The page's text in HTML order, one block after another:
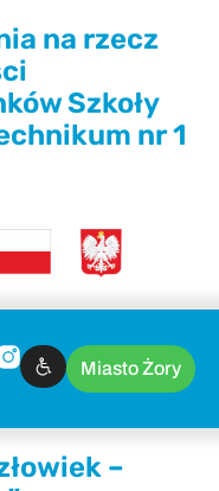
na rzecz
Szkoły
nr 1
Miasto Żory
–